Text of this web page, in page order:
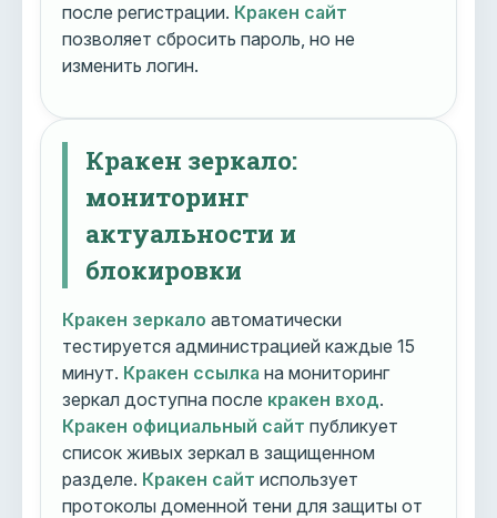
после регистрации. Кракен сайт
позволяет сбросить пароль, но не
изменить логин.
Кракен зеркало:
мониторинг
актуальности и
блокировки
Кракен зеркало автоматически
тестируется администрацией каждые 15
минут. Кракен ссылка на мониторинг
зеркал доступна после кракен вход.
Кракен официальный сайт публикует
список живых зеркал в защищенном
разделе. Кракен сайт использует
протоколы доменной тени для защиты от